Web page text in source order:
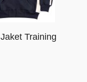
Jaket Training